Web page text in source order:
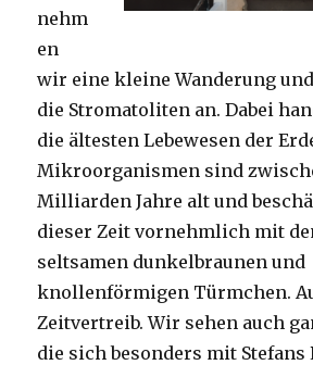
nehm
en
wir eine kleine Wanderung
die Stromatoliten an. Dabei
die ältesten Lebewesen der
Mikroorganismen sind
Milliarden Jahre alt und
dieser Zeit vornehmlich mit
seltsamen dunkelbraunen und
knollenförmigen Türmchen.
Zeitvertreib. Wir sehen auch
die sich besonders mit Stefans